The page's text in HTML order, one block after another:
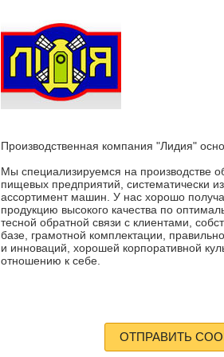
Производственная компания "Лидия"
Мы специализируемся на производстве
пищевых предприятий, систематически
ассортимент машин. У нас хорошо
продукцию высокого качества по
тесной обратной связи с клиентами,
базе, грамотной комплектации,
и инноваций, хорошей корпоративной
отношению к себе.
ОТПРАВИТЬ